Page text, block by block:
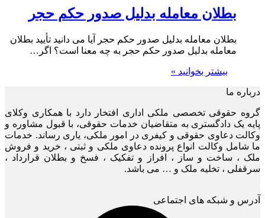
بطلان معامله بدلیل صدور حکم حجر
بطلان معامله بدلیل صدور حکم حجر آیا می دانید تأیید بطلان
معامله بدلیل صدور حکم حجر به چه معنا است؟ اگر…
بیشتر بخوانید »
درباره ما
گروه حقوقی تخصصی ملکی اداری افتخار دارد با همکاری وکلای
پایه یک دادگستری به متقاضیان خدمات حقوقی، با قبول مشاوره و
وکالت دعاوی حقوقی و کیفری در امور ملکی، یاری رساند. خدمات
ما شامل وکالت انواع پرونده دعاوی ملکی و ثبتی ، خرید و فروش
ملک ، ساخت و ساز ، افراز و تفکیک ، فسخ و بطلان قرارداد ،
سرقفلی ، تخلیه ملک و … می باشد.
آدرس و شبکه های اجتماعی